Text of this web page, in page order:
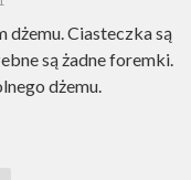
dżemu. Ciasteczka są
są żadne foremki.
dżemu.